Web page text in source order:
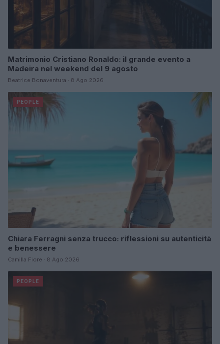
Matrimonio Cristiano Ronaldo: il grande evento a
Madeira nel weekend del 9 agosto
Beatrice Bonaventura · 8 Ago 2026
PEOPLE
Chiara Ferragni senza trucco: riflessioni su autenticità
e benessere
Camilla Fiore · 8 Ago 2026
PEOPLE